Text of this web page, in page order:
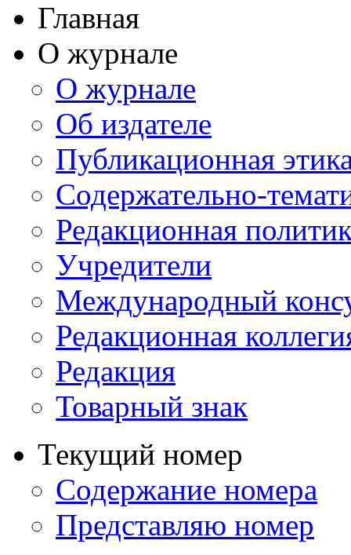
Главная
О журнале
О журнале
Об издателе
Публикационная
Содержательно-
Редакционная
Учредители
Международный
Редакционная
Редакция
Товарный знак
Текущий номер
Содержание номера
Представляю номер